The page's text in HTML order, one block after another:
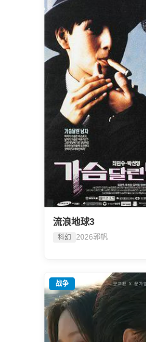
流浪地球3
科幻 2026郭帆
战争